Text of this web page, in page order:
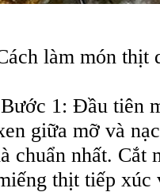
làm món thịt
Bước 1: Đầu tiên
giữa mỡ và
chuẩn nhất. Cắt
thịt tiếp xúc